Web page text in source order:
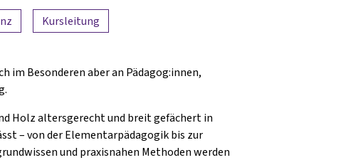
Kursleitung
im Besonderen aber an Pädagog:innen,
Holz altersgerecht und breit gefächert in
– von der Elementarpädagogik bis zur
und praxisnahen Methoden werden